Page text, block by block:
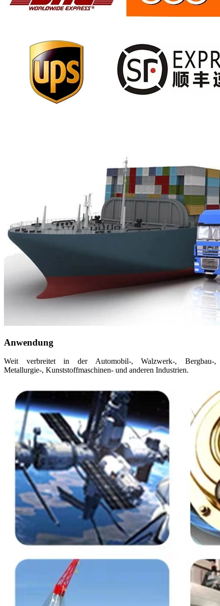
Anwendung
Weit verbreitet in der Automobil-, Walzwerk-, Bergbau-,
Metallurgie-, Kunststoffmaschinen- und anderen Industrien.